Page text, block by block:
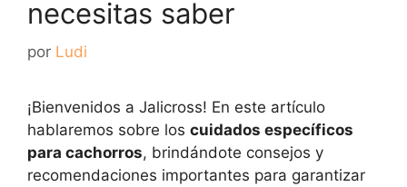
necesitas saber
por Ludi
¡Bienvenidos a Jalicross! En este artículo
hablaremos sobre los cuidados específicos
para cachorros, brindándote consejos y
recomendaciones importantes para garantizar